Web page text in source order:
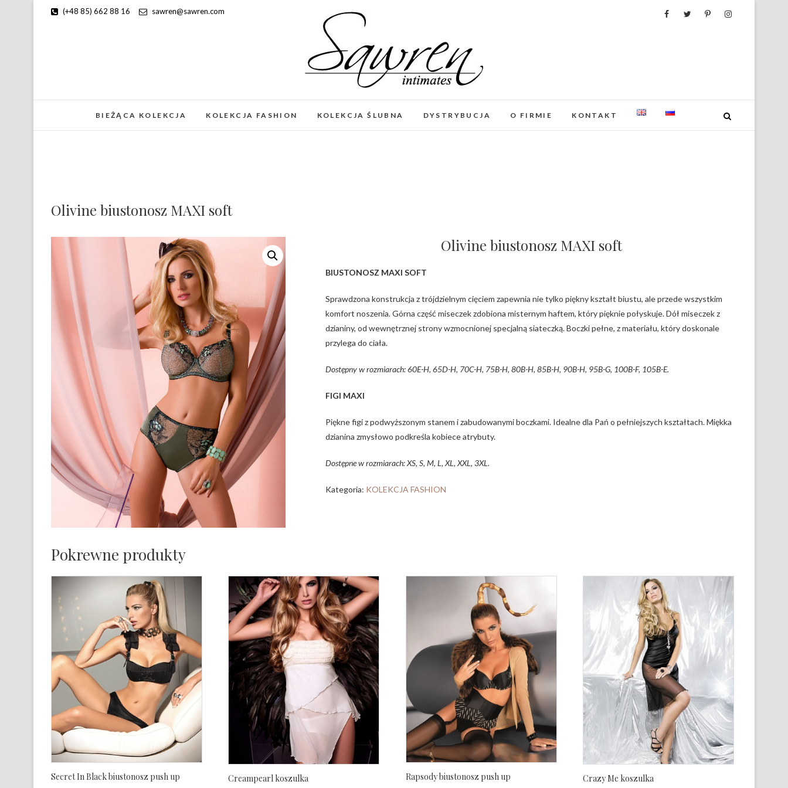
(+48 85) 662 88 16 sawren@sawren.com
BIEŻĄCA KOLEKCJA KOLEKCJA FASHION KOLEKCJA ŚLUBNA DYSTRYBUCJA O FIRMIE KONTAKT
Olivine biustonosz MAXI soft
Olivine biustonosz MAXI soft
BIUSTONOSZ MAXI SOFT
Sprawdzona konstrukcja z trójdzielnym cięciem zapewnia nie tylko piękny kształt biustu, ale przede wszystkim
komfort noszenia. Górna część miseczek zdobiona misternym haftem, który pięknie połyskuje. Dół miseczek z
dzianiny, od wewnętrznej strony wzmocnionej specjalną siateczką. Boczki pełne, z materiału, który doskonale
przylega do ciała.
Dostępny w rozmiarach: 60E-H, 65D-H, 70C-H, 75B-H, 80B-H, 85B-H, 90B-H, 95B-G, 100B-F, 105B-E.
FIGI MAXI
Piękne figi z podwyższonym stanem i zabudowanymi boczkami. Idealne dla Pań o pełniejszych kształtach. Miękka
dzianina zmysłowo podkreśla kobiece atrybuty.
Dostępne w rozmiarach: XS, S, M, L, XL, XXL, 3XL.
Kategoria: KOLEKCJA FASHION
Pokrewne produkty
Secret In Black biustonosz push up Creampearl koszulka Rapsody biustonosz push up Crazy Me koszulka